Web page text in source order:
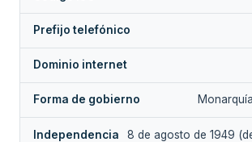
Prefijo telefónico
Dominio internet
Forma de gobierno
Independencia
8 de agosto de 1949